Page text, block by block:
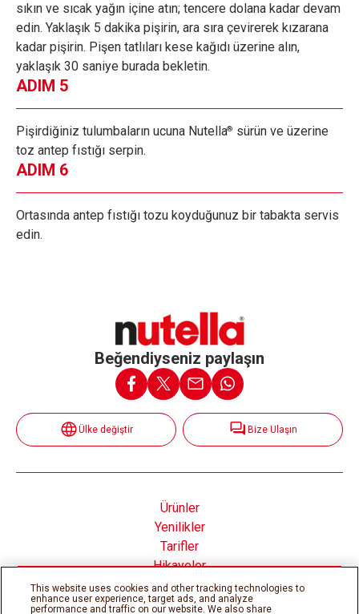
sıkın ve sıcak yağın içine atın; tencere dolana kadar devam
edin. Yaklaşık 5 dakika pişirin, ara sıra çevirerek kızarana
kadar pişirin. Pişen tatlıları kese kağıdı üzerine alın,
yaklaşık 30 saniye burada bekletin.
ADIM 5
Pişirdiğiniz tulumbaların ucuna Nutella® sürün ve üzerine
toz antep fıstığı serpin.
ADIM 6
Ortasında antep fıstığı tozu koyduğunuz bir tabakta servis
edin.
Beğendiyseniz paylaşın
Ülke değiştir Bize Ulaşın
Ürünler
Yenilikler
Tarifler
Hikayeler
Nutella® nın İçinde
This website uses cookies and other tracking technologies to
enhance user experience, target ads, and analyze
performance and traffic on our website. We also share